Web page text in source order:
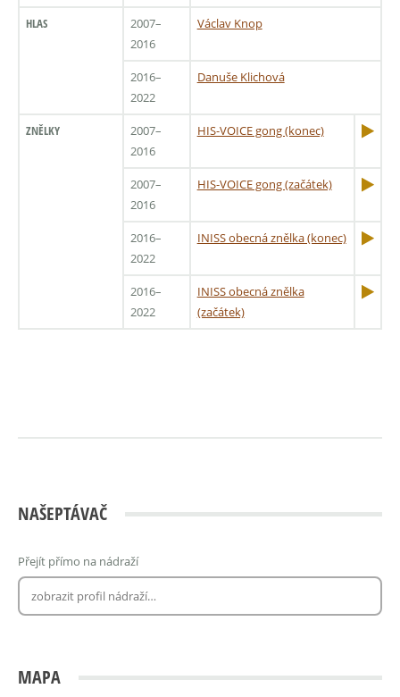
HLAS
2007–
2016
Václav Knop
2016–
2022
Danuše Klichová
ZNĚLKY
2007–
2016
HIS-VOICE gong (konec)
2007–
2016
HIS-VOICE gong (začátek)
2016–
2022
INISS obecná znělka (konec)
2016–
2022
INISS obecná znělka
(začátek)
NAŠEPTÁVAČ
Přejít přímo na nádraží
MAPA